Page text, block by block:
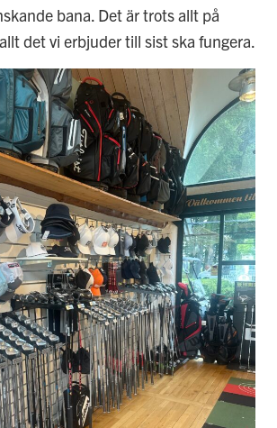
bana. Det är trots allt på
det vi erbjuder till sist ska fungera.